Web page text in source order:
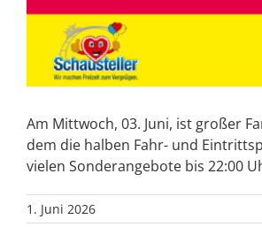
Am Mittwoch, 03. Juni, ist großer
dem die halben Fahr- und
vielen Sonderangebote bis 22:00
1. Juni 2026